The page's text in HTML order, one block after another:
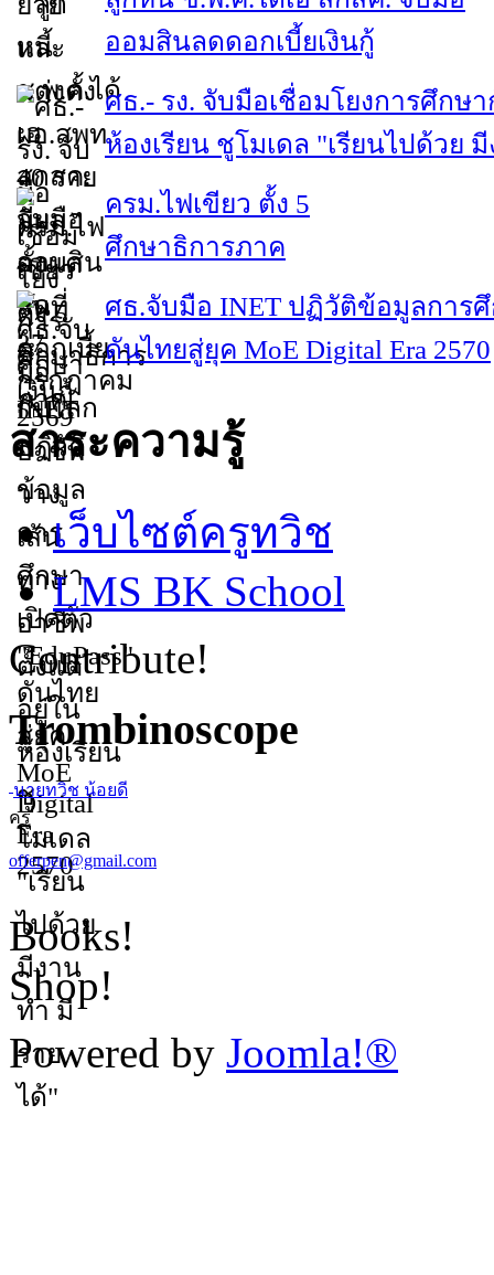
ออมสินลดดอกเบี้ยเงินกู้
ศธ.- รง. จับมือเชื่อมโยงการศึกษ
ห้องเรียน ชูโมเดล "เรียนไปด้วย
ครม.ไฟเขียว ตั้ง 5
ศึกษาธิการภาค
ศธ.จับมือ INET ปฏิวัติข้อมูลการศึ
ดันไทยสู่ยุค MoE Digital Era 2570
สาระความรู้
เว็บไซต์ครูทวิช
LMS BK School
Contribute!
Trombinoscope
นายทวิช น้อยดี
ครู
offerpen@gmail.com
Books!
Shop!
Powered by Joomla!®